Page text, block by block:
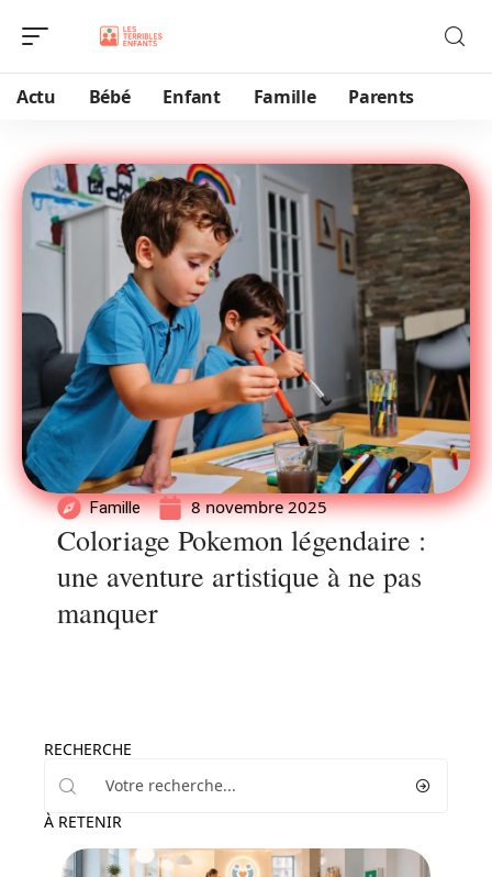
Actu Bébé Enfant Famille Parents
Famille 8 novembre 2025
Coloriage Pokemon légendaire :
une aventure artistique à ne pas
manquer
RECHERCHE
À RETENIR